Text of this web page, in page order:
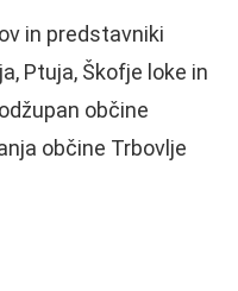
in predstavniki
Ptuja, Škofje loke in
občine
občine Trbovlje